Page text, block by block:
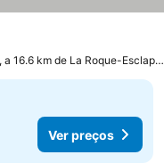
a 16.6 km de La Roque-
Ver preços